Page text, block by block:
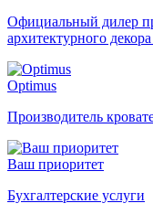
Официальный дилер
архитектурного
Optimus
Производитель
Ваш приоритет
Бухгалтерские услуги